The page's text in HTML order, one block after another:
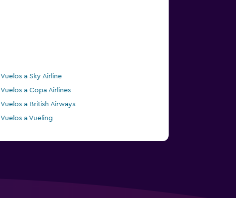
Vuelos a Sky Airline
Vuelos a Copa Airlines
Vuelos a British Airways
Vuelos a Vueling